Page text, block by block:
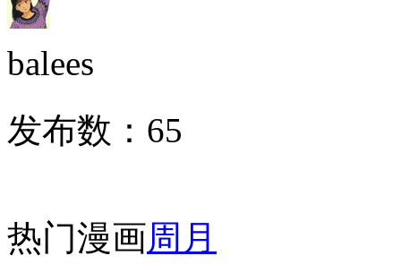
balees
发布数： 65
热门漫画周 月